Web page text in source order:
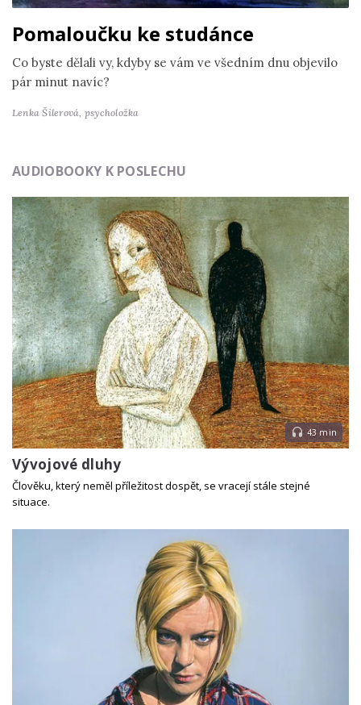
Pomaloučku ke studánce
Co byste dělali vy, kdyby se vám ve všedním dnu objevilo
pár minut navíc?
Lenka Šilerová, psycholožka
AUDIOBOOKY K POSLECHU
43 min
Vývojové dluhy
Člověku, který neměl příležitost dospět, se vracejí stále stejné
situace.